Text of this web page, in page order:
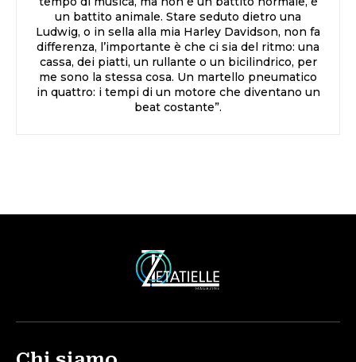
un battito animale. Stare seduto dietro una
Ludwig, o in sella alla mia Harley Davidson, non fa
differenza, l’importante è che ci sia del ritmo: una
cassa, dei piatti, un rullante o un bicilindrico, per
me sono la stessa cosa. Un martello pneumatico
in quattro: i tempi di un motore che diventano un
beat costante”.